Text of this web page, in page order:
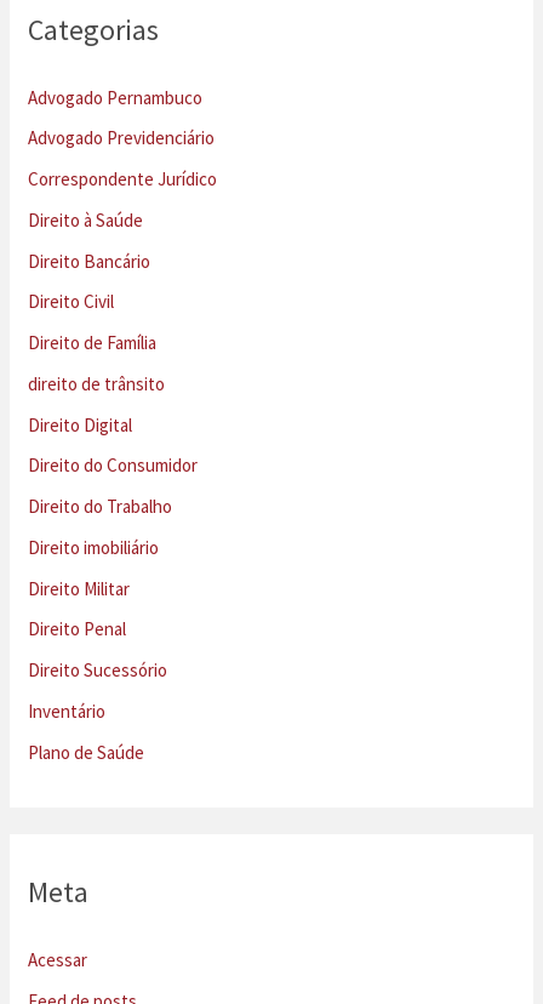
Categorias
Advogado Pernambuco
Advogado Previdenciário
Correspondente Jurídico
Direito à Saúde
Direito Bancário
Direito Civil
Direito de Família
direito de trânsito
Direito Digital
Direito do Consumidor
Direito do Trabalho
Direito imobiliário
Direito Militar
Direito Penal
Direito Sucessório
Inventário
Plano de Saúde
Meta
Acessar